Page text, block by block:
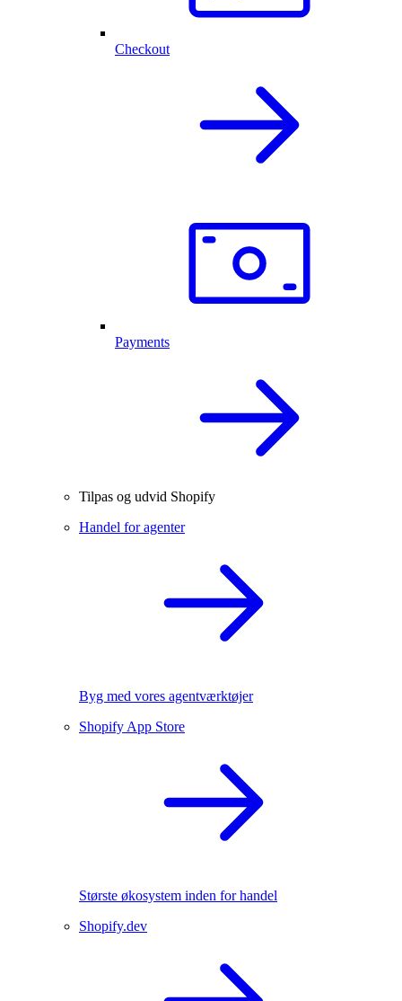
Checkout
Payments
Tilpas og udvid Shopify
Handel for agenter
Byg med vores agentværktøjer
Shopify App Store
Største økosystem inden for handel
Shopify.dev